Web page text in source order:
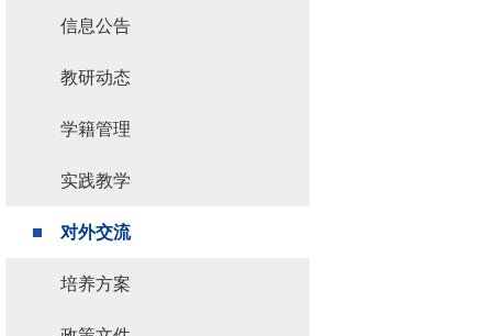
信息公告
教研动态
学籍管理
实践教学
对外交流
培养方案